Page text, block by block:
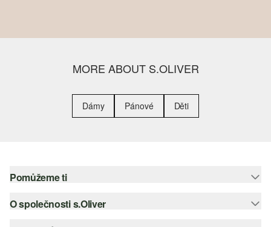
MORE ABOUT S.OLIVER
Dámy Pánové Děti
Pomůžeme ti
Nápověda – často kladené otázky
Nápověda k velikostem
O společnosti s.Oliver